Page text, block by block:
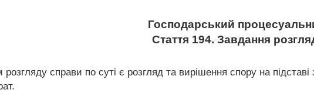
Господарський
Стаття 194. Завдання
справи по суті є розгляд та вирішення спору на